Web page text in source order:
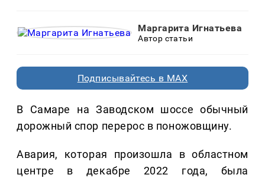
Маргарита Игнатьева
Автор статьи
Подписывайтесь в MAX
В Самаре на Заводском шоссе обычный
дорожный спор перерос в поножовщину.
Авария, которая произошла в областном
центре в декабре 2022 года, была